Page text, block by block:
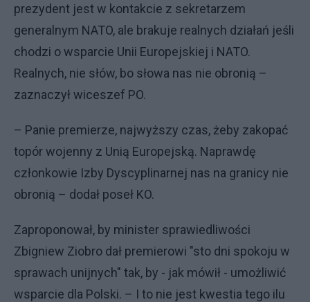
prezydent jest w kontakcie z sekretarzem
generalnym NATO, ale brakuje realnych działań jeśli
chodzi o wsparcie Unii Europejskiej i NATO.
Realnych, nie słów, bo słowa nas nie obronią –
zaznaczył wiceszef PO.
– Panie premierze, najwyższy czas, żeby zakopać
topór wojenny z Unią Europejską. Naprawdę
członkowie Izby Dyscyplinarnej nas na granicy nie
obronią – dodał poseł KO.
Zaproponował, by minister sprawiedliwości
Zbigniew Ziobro dał premierowi "sto dni spokoju w
sprawach unijnych" tak, by - jak mówił - umożliwić
wsparcie dla Polski. – I to nie jest kwestia tego ilu